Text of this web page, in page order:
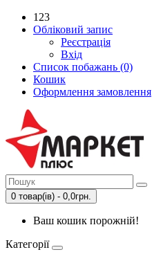
123
Обліковий запис
Реєстрація
Вхід
Список побажань (0)
Кошик
Оформлення замовлення
0 товар(ів) - 0,0грн.
Ваш кошик порожній!
Категорії